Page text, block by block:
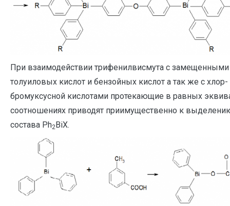
При взаимодействии трифенилвисмута с замещенными
толуиловых кислот и бензойных кислот а так же с хлор-
бромуксусной кислотами протекающие в равных
соотношениях приводят приимущественно к
состава Ph2 BiX.